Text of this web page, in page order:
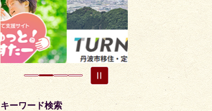
目
の
ス
ラ
イ
目
ラ
キーワード検索